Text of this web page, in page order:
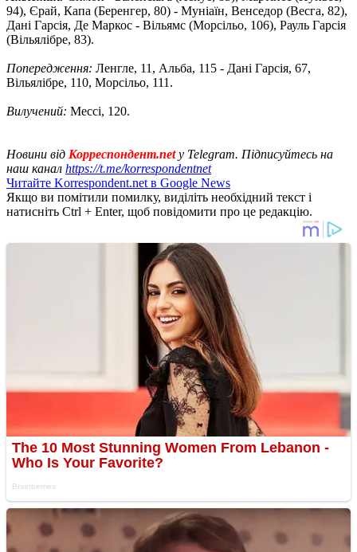
94), Єрай, Капа (Беренгер, 80) - Муніаїн, Венседор (Весга, 82),
Дані Гарсія, Де Маркос - Вільямс (Морсільо, 106), Рауль Гарсія
(Вільялібре, 83).
Попередження: Ленгле, 11, Альба, 115 - Дані Гарсія, 67,
Вільялібре, 110, Морсільо, 111.
Вилучений: Мессі, 120.
Новини від Корреспондент.netу Telegram. Підписуйтесь на
наш канал https://t.me/korrespondentnet
Читайте Korrespondent.net в Google News
Якщо ви помітили помилку, виділіть необхідний текст і
натисніть Ctrl + Enter, щоб повідомити про це редакцію.